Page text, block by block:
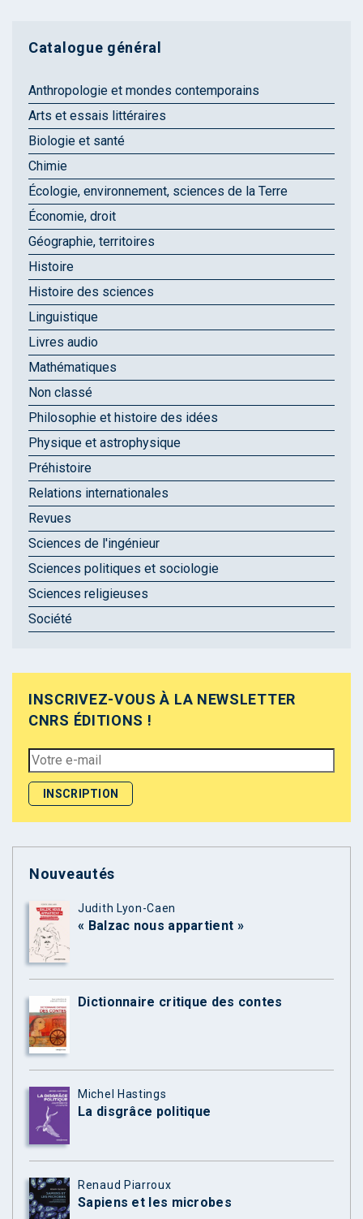
Catalogue général
Anthropologie et mondes contemporains
Arts et essais littéraires
Biologie et santé
Chimie
Écologie, environnement, sciences de la Terre
Économie, droit
Géographie, territoires
Histoire
Histoire des sciences
Linguistique
Livres audio
Mathématiques
Non classé
Philosophie et histoire des idées
Physique et astrophysique
Préhistoire
Relations internationales
Revues
Sciences de l'ingénieur
Sciences politiques et sociologie
Sciences religieuses
Société
INSCRIVEZ-VOUS À LA NEWSLETTER
CNRS ÉDITIONS !
Nouveautés
Judith Lyon-Caen
« Balzac nous appartient »
Dictionnaire critique des contes
Michel Hastings
La disgrâce politique
Renaud Piarroux
Sapiens et les microbes